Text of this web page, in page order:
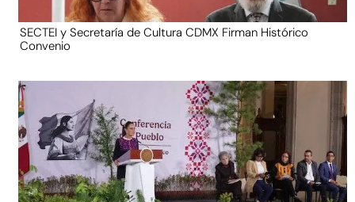
SECTEI y Secretaría de Cultura CDMX Firman Histórico
Convenio